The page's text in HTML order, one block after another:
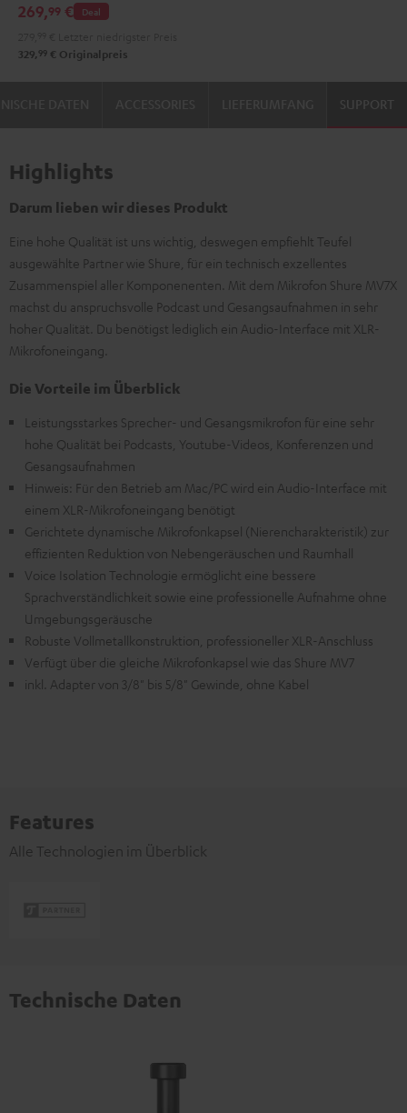
Gray
Deal
269,99 €
329, 99 € Originalpreis
SUPPORT
Highlights
Darum lieben wir dieses Produkt
Eine hohe Qualität ist uns wichtig, deswegen empfiehlt Teufel
ausgewählte Partner wie Shure, für ein technisch exzellentes
Zusammenspiel aller Komponenenten. Mit dem Mikrofon Shure MV7X
machst du anspruchsvolle Podcast und Gesangsaufnahmen in sehr
hoher Qualität. Du benötigst lediglich ein Audio-Interface mit XLR-
Mikrofoneingang.
Die Vorteile im Überblick
Leistungsstarkes Sprecher- und Gesangsmikrofon für eine sehr
hohe Qualität bei Podcasts, Youtube-Videos, Konferenzen und
Gesangsaufnahmen
Hinweis: Für den Betrieb am Mac/PC wird ein Audio-Interface mit
einem XLR-Mikrofoneingang benötigt
Gerichtete dynamische Mikrofonkapsel (Nierencharakteristik) zur
effizienten Reduktion von Nebengeräuschen und Raumhall
Voice Isolation Technologie ermöglicht eine bessere
Sprachverständlichkeit sowie eine professionelle Aufnahme ohne
Umgebungsgeräusche
Robuste Vollmetallkonstruktion, professioneller XLR-Anschluss
Verfügt über die gleiche Mikrofonkapsel wie das Shure MV7
inkl. Adapter von 3/8" bis 5/8" Gewinde, ohne Kabel
Features
Alle Technologien im Überblick
Technische Daten